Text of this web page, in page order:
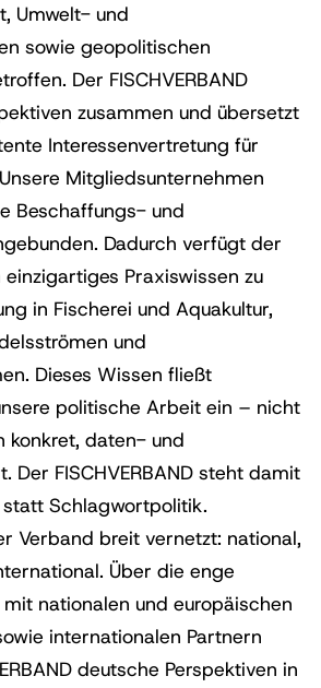
Umwelt- und
sowie geopolitischen
Der FISCHVERBAND
zusammen und übersetzt
Interessenvertretung für
Mitgliedsunternehmen
Beschaffungs- und
Dadurch verfügt der
Praxiswissen zu
in Fischerei und Aquakultur,
und
Dieses Wissen fließt
politische Arbeit ein – nicht
konkret, daten- und
Der FISCHVERBAND steht damit
Schlagwortpolitik.
Verband breit vernetzt: national,
Über die enge
nationalen und europäischen
internationalen Partnern
deutsche Perspektiven in